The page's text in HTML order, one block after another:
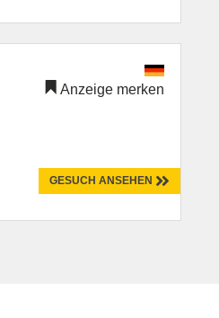
Anzeige merken
GESUCH ANSEHEN